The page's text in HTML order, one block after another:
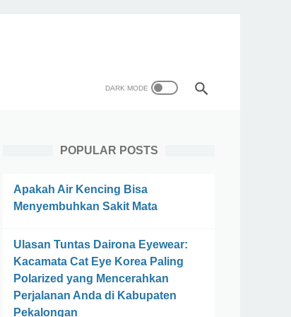
POPULAR POSTS
Apakah Air Kencing Bisa
Menyembuhkan Sakit Mata
Ulasan Tuntas Dairona Eyewear:
Kacamata Cat Eye Korea Paling
Polarized yang Mencerahkan
Perjalanan Anda di Kabupaten
Pekalongan